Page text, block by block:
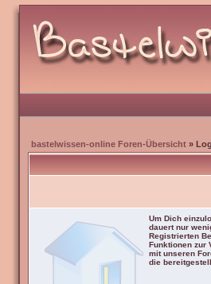
bastelwissen-online Foren-Übersicht »
Um Dich
dauert nur
Registrierten
Funktionen zur
mit unseren
die